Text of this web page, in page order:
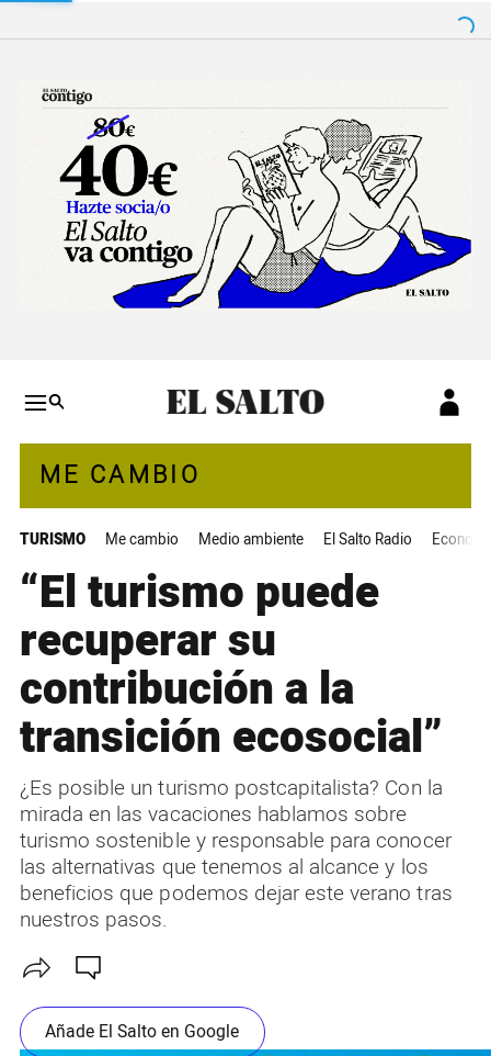
Salto a contenido
ME CAMBIO
TURISMO Me cambio Medio ambiente El Salto Radio
“El turismo puede
recuperar su
contribución a la
transición ecosocial”
¿Es posible un turismo postcapitalista? Con la
mirada en las vacaciones hablamos sobre
turismo sostenible y responsable para conocer
las alternativas que tenemos al alcance y los
beneficios que podemos dejar este verano tras
nuestros pasos.
Añade El Salto en Google